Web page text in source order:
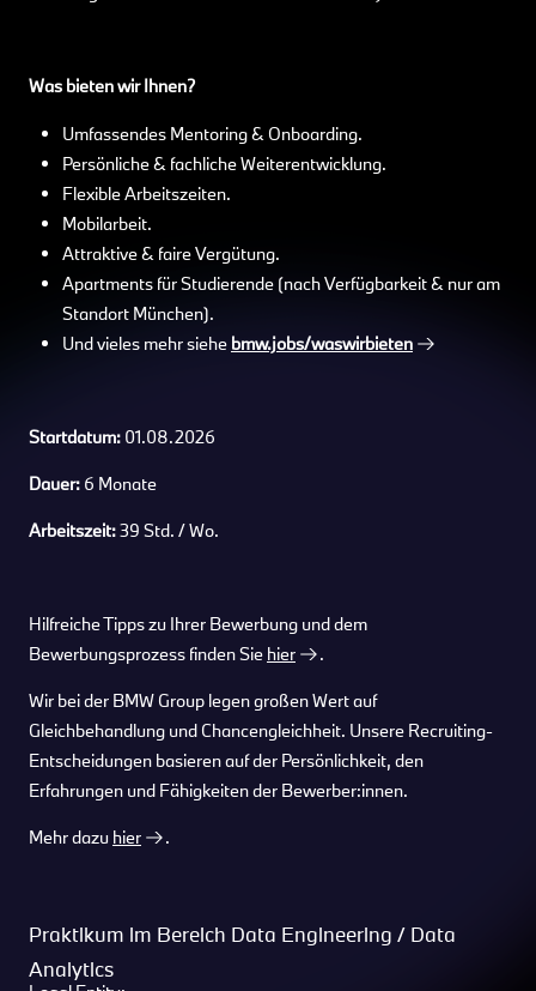
Was bieten wir Ihnen?
Umfassendes Mentoring & Onboarding.
Persönliche & fachliche Weiterentwicklung.
Flexible Arbeitszeiten.
Mobilarbeit.
Attraktive & faire Vergütung.
Apartments für Studierende (nach Verfügbarkeit & nur am
Standort München).
Und vieles mehr siehe bmw.jobs/waswirbieten
Startdatum: 01.08.2026
Dauer: 6 Monate
Arbeitszeit:39 Std. / Wo.
Hilfreiche Tipps zu Ihrer Bewerbung und dem
Bewerbungsprozess finden Sie hier .
Wir bei der BMW Group legen großen Wert auf
Gleichbehandlung und Chancengleichheit. Unsere Recruiting-
Entscheidungen basieren auf der Persönlichkeit, den
Erfahrungen und Fähigkeiten der Bewerber:innen.
Mehr dazu hier .
Praktikum im Bereich Data Engineering / Data
Analytics